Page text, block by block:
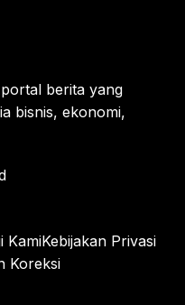
berita yang
bisnis, ekonomi,
KamiKebijakan Privasi
Koreksi